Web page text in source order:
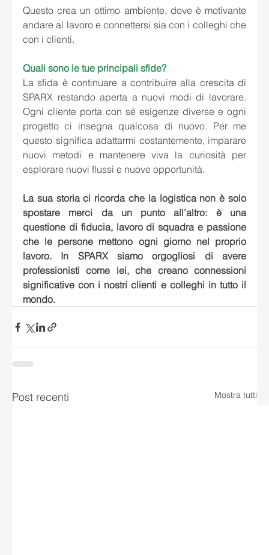
Questo crea un ottimo ambiente, dove è motivante
andare al lavoro e connettersi sia con i colleghi che
con i clienti.
Quali sono le tue principali sfide?
La sfida è continuare a contribuire alla crescita di
SPARX restando aperta a nuovi modi di lavorare.
Ogni cliente porta con sé esigenze diverse e ogni
progetto ci insegna qualcosa di nuovo. Per me
questo significa adattarmi costantemente, imparare
nuovi metodi e mantenere viva la curiosità per
esplorare nuovi flussi e nuove opportunità.
La sua storia ci ricorda che la logistica non è solo
spostare merci da un punto all’altro: è una
questione di fiducia, lavoro di squadra e passione
che le persone mettono ogni giorno nel proprio
lavoro. In SPARX siamo orgogliosi di avere
professionisti come lei, che creano connessioni
significative con i nostri clienti e colleghi in tutto il
mondo.
Post recenti Mostra tutti